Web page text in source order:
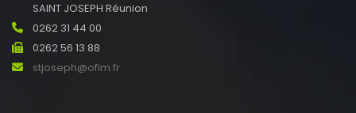
SAINT JOSEPH Réunion
0262 31 44 00
0262 56 13 88
stjoseph@ofim.fr